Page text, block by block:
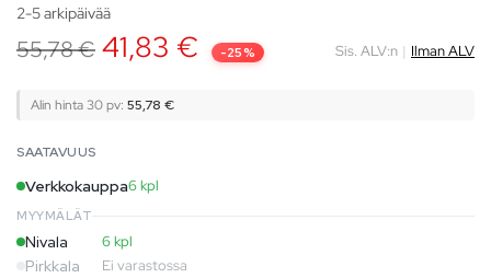
2-5 arkipäivää
55,78€ 41,83 € -25% Sis. ALV:n | Ilman ALV
Alin hinta 30 pv: 55,78 €
SAATAVUUS
Verkkokauppa6 kpl
MYYMÄLÄT
Nivala 6 kpl
Pirkkala Ei varastossa